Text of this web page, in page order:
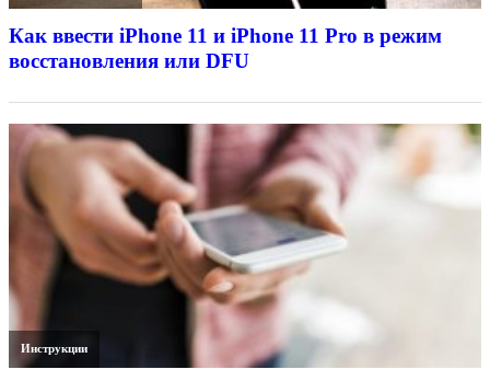
Как ввести iPhone 11 и iPhone 11 Pro в режим
восстановления или DFU
Инструкции